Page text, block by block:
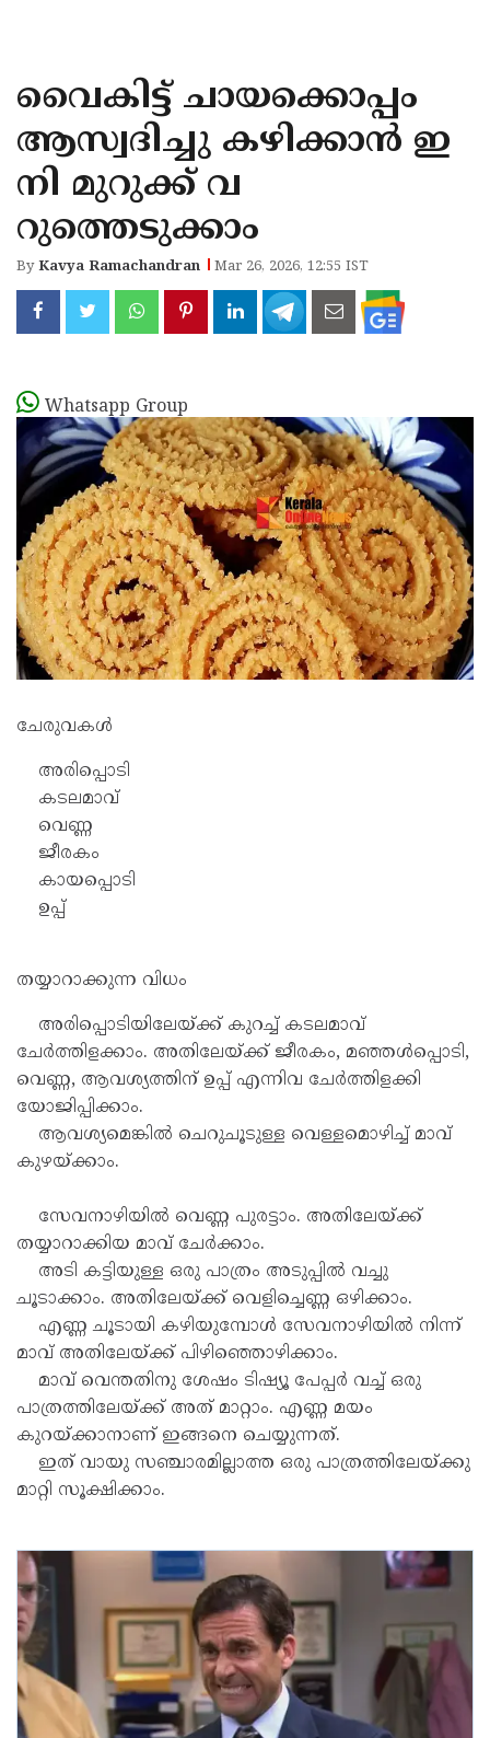
KANNUR
KASARAGOD
വൈകിട്ട് ചായക്കൊപ്പം
ആസ്വദിച്ചു കഴിക്കാൻ ഇ
നി മുറുക്ക് വ
റുത്തെടുക്കാം
ByKavya Ramachandran Mar 26, 2026, 12:55 IST
Whatsapp Group
ചേരുവകൾ
അരിപ്പൊടി
കടലമാവ്
വെണ്ണ
ജീരകം
കായപ്പൊടി
ഉപ്പ്
തയ്യാറാക്കുന്ന വിധം
അരിപ്പൊടിയിലേയ്ക്ക് കുറച്ച് കടലമാവ്
ചേർത്തിളക്കാം. അതിലേയ്ക്ക് ജീരകം, മഞ്ഞൾപ്പൊടി,
വെണ്ണ, ആവശ്യത്തിന് ഉപ്പ് എന്നിവ ചേർത്തിളക്കി
യോജിപ്പിക്കാം.
ആവശ്യമെങ്കിൽ ചെറുചൂടുള്ള വെള്ളമൊഴിച്ച് മാവ്
കുഴയ്ക്കാം.
സേവനാഴിയിൽ വെണ്ണ പുരട്ടാം. അതിലേയ്ക്ക്
തയ്യാറാക്കിയ മാവ് ചേർക്കാം.
അടി കട്ടിയുള്ള ഒരു പാത്രം അടുപ്പിൽ വച്ചു
ചൂടാക്കാം. അതിലേയ്ക്ക് വെളിച്ചെണ്ണ ഒഴിക്കാം.
എണ്ണ ചൂടായി കഴിയുമ്പോൾ സേവനാഴിയിൽ നിന്ന്
മാവ് അതിലേയ്ക്ക് പിഴിഞ്ഞൊഴിക്കാം.
മാവ് വെന്തതിനു ശേഷം ടിഷ്യൂ പേപ്പർ വച്ച് ഒരു
പാത്രത്തിലേയ്ക്ക് അത് മാറ്റാം. എണ്ണ മയം
കുറയ്ക്കാനാണ് ഇങ്ങനെ ചെയ്യുന്നത്.
ഇത് വായു സഞ്ചാരമില്ലാത്ത ഒരു പാത്രത്തിലേയ്ക്കു
മാറ്റി സൂക്ഷിക്കാം.